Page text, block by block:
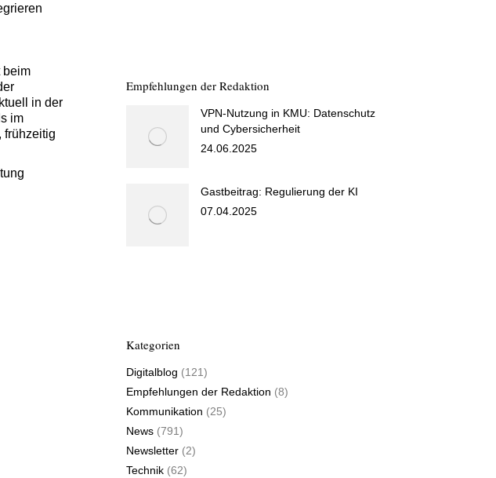
beim
in der
im
frühzeitig
Empfehlungen der Redaktion
VPN-Nutzung in KMU: Datenschutz
und Cybersicherheit
24.06.2025
Gastbeitrag: Regulierung der KI
07.04.2025
Kategorien
Digitalblog (121)
Empfehlungen der Redaktion (8)
Kommunikation (25)
News (791)
Newsletter (2)
Technik (62)